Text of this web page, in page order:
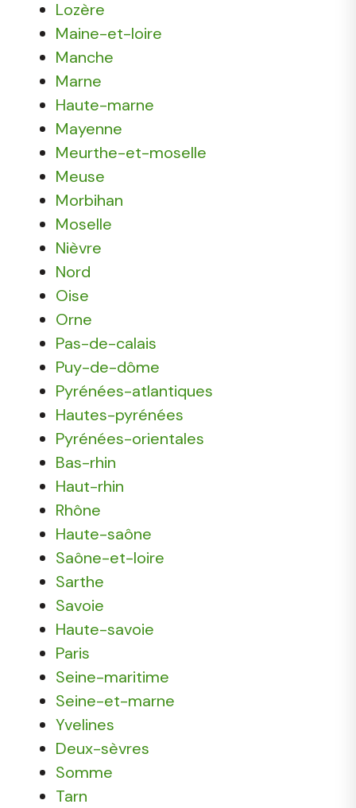
Lozère
Maine-et-loire
Manche
Marne
Haute-marne
Mayenne
Meurthe-et-moselle
Meuse
Morbihan
Moselle
Nièvre
Nord
Oise
Orne
Pas-de-calais
Puy-de-dôme
Pyrénées-atlantiques
Hautes-pyrénées
Pyrénées-orientales
Bas-rhin
Haut-rhin
Rhône
Haute-saône
Saône-et-loire
Sarthe
Savoie
Haute-savoie
Paris
Seine-maritime
Seine-et-marne
Yvelines
Deux-sèvres
Somme
Tarn